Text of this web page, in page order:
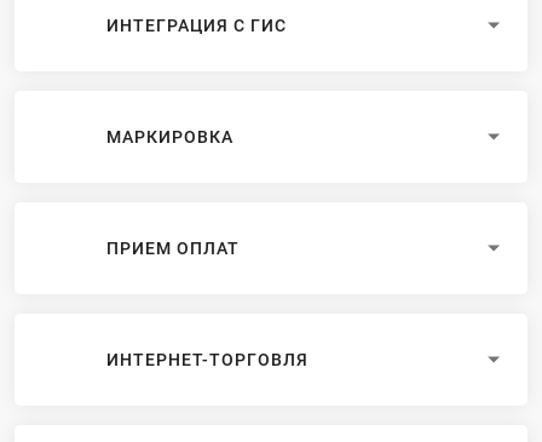
ИНТЕГРАЦИЯ С ГИС
МАРКИРОВКА
ПРИЕМ ОПЛАТ
ИНТЕРНЕТ-ТОРГОВЛЯ